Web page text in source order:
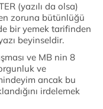
(yazılı da olsa)
zoruna bütünlüğü
bir yemek tarifinden
beyinseldir.
ve MB nin 8
ve
ancak bu
irdelemek